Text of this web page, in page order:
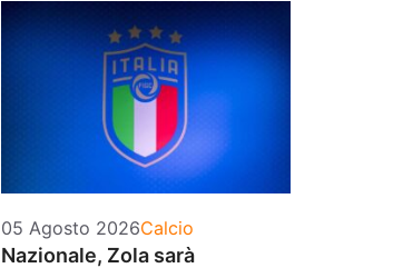
05 Agosto 2026Categorie
Calcio
Nazionale, Zola sarà